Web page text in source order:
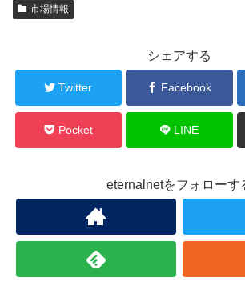
市場情報
シェアする
Twitter Facebook
Pocket LINE
eternalnetをフォローす